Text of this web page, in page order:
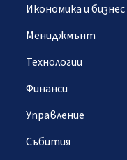
Икономика и бизнес
Мениджмънт
Технологии
Финанси
Управление
Събития